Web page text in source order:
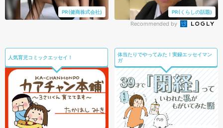
PR(健商株式会社) PR(くらしの話題)
Recommended by
人気育児コミックエッセイ！
体当たりでやってみた！実録エッセイマン
ガ